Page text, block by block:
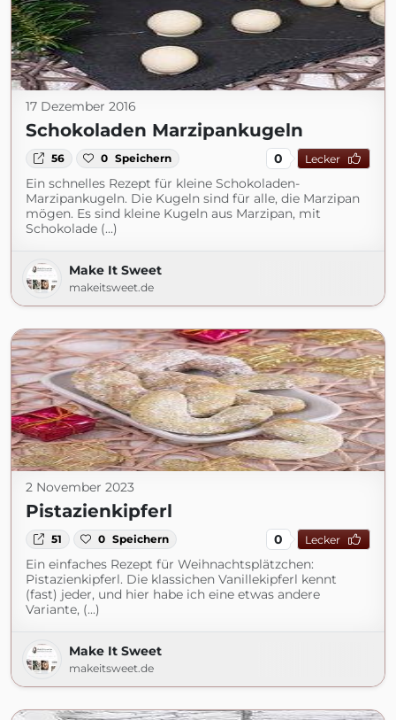
17 Dezember 2016
Schokoladen Marzipankugeln
56 0 Speichern 0 Lecker
Ein schnelles Rezept für kleine Schokoladen-
Marzipankugeln. Die Kugeln sind für alle, die Marzipan
mögen. Es sind kleine Kugeln aus Marzipan, mit
Schokolade (...)
Make It Sweet
makeitsweet.de
2 November 2023
Pistazienkipferl
51 0 Speichern 0 Lecker
Ein einfaches Rezept für Weihnachtsplätzchen:
Pistazienkipferl. Die klassichen Vanillekipferl kennt
(fast) jeder, und hier habe ich eine etwas andere
Variante, (...)
Make It Sweet
makeitsweet.de